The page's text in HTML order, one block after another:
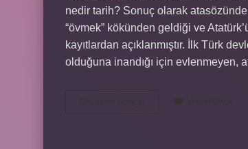
nedir tarih? Sonuç olarak atasözünde
“övmek” kökünden geldiği ve
kayıtlardan açıklanmıştır. İlk Türk
olduğuna inandığı için